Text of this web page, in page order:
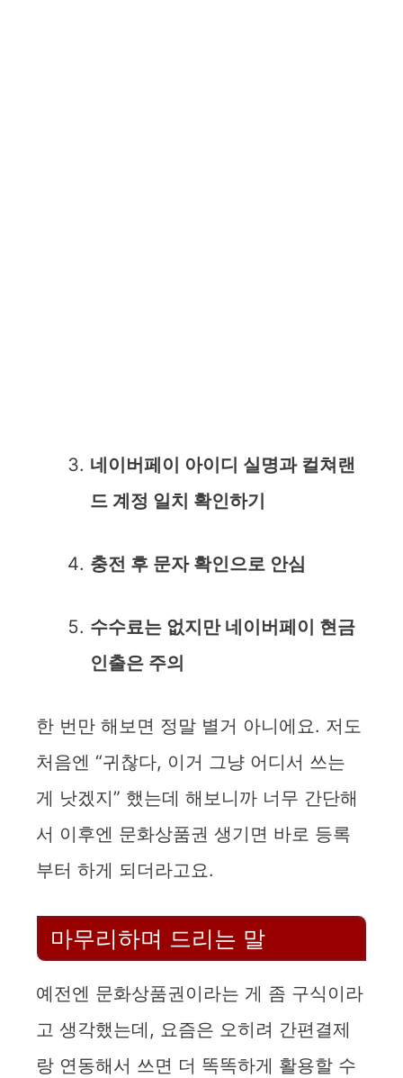
네이버페이 아이디 실명과 컬쳐랜
드 계정 일치 확인하기
충전 후 문자 확인으로 안심
수수료는 없지만 네이버페이 현금
인출은 주의
한 번만 해보면 정말 별거 아니에요. 저도
처음엔 “귀찮다, 이거 그냥 어디서 쓰는
게 낫겠지” 했는데 해보니까 너무 간단해
서 이후엔 문화상품권 생기면 바로 등록
부터 하게 되더라고요.
마무리하며 드리는 말
예전엔 문화상품권이라는 게 좀 구식이라
고 생각했는데, 요즘은 오히려 간편결제
랑 연동해서 쓰면 더 똑똑하게 활용할 수